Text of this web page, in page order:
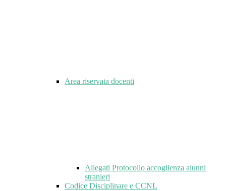
Area riservata docenti
Allegati Protocollo accoglienza alunni
stranieri
Codice Disciplinare e CCNL